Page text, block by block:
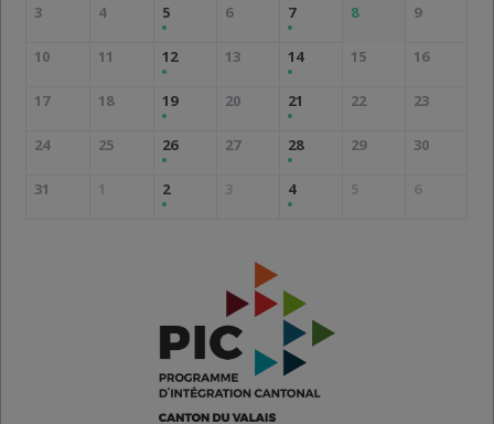
3 4 5 6 7 8 9
10 11 12 13 14 15 16
17 18 19 20 21 22 23
24 25 26 27 28 29 30
31 1 2 3 4 5 6